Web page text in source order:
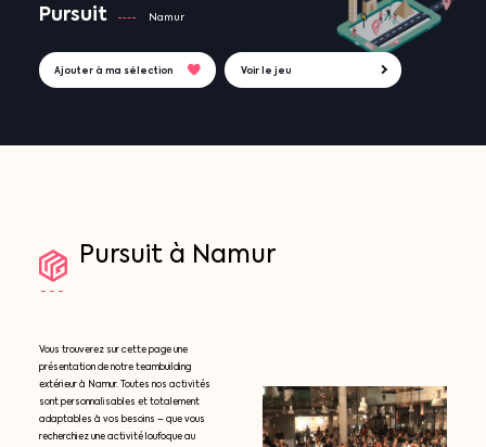
Pursuit Namur
Ajouter à ma sélection Voir le jeu
Pursuit à Namur
Vous trouverez sur cette page une
présentation de notre teambuilding
extérieur à Namur. Toutes nos activités
sont personnalisables et totalement
adaptables à vos besoins – que vous
recherchiez une activité loufoque au